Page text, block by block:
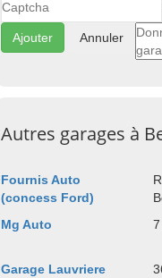
Annuler
Autres garages à
Fournis Auto
(concess Ford)
Mg Auto
Garage Lauvriere